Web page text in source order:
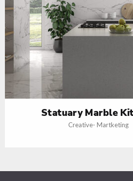
Statuary Marble
Creative- Martketing